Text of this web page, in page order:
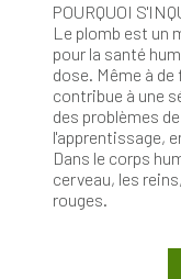
POURQUOI
Le plomb est un
pour la santé
dose. Même à
contribue à une
des problèmes
l'apprentissage,
Dans le corps
cerveau, les
rouges.